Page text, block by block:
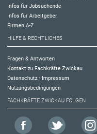
Infos für Jobsuchende
Infos für Arbeitgeber
Firmen A-Z
HILFE & RECHTLICHES
Fragen & Antworten
Kontakt zu Fachkräfte Zwickau
Datenschutz · Impressum
Nutzungsbedingungen
FACHKRÄFTE ZWICKAU FOLGEN